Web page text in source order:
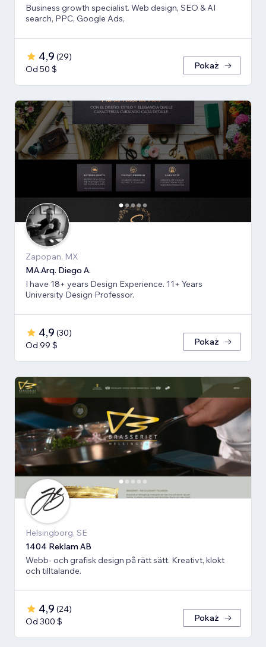
Business growth specialist. Web design, SEO & AI
search, PPC, Google Ads,
4,9 (29)
Od 50 $
Pokaż
Zapopan, MX
MA.Arq. Diego A.
I have 18+ years Design Experience. 11+ Years
University Design Professor.
4,9 (30)
Od 99 $
Pokaż
Helsingborg, SE
1404 Reklam AB
Webb- och grafisk design på rätt sätt. Kreativt, klokt
och tilltalande.
4,9 (24)
Od 300 $
Pokaż